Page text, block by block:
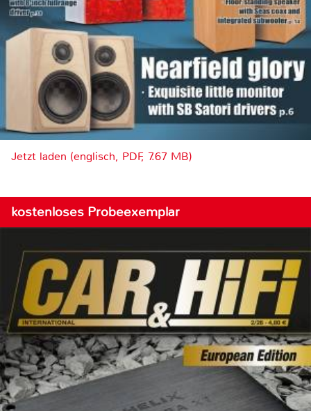
Jetzt laden (englisch, PDF, 7.67 MB)
kostenloses Probeexemplar